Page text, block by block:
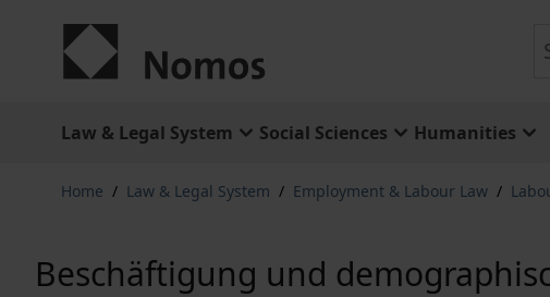
Law & Legal System Social Sciences Humanities
Home / Law & Legal System / Employment & Labour Law /
Beschäftigung und